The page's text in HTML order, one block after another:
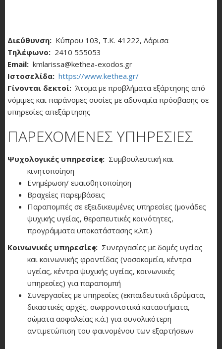
Διεύθυνση
Κύπρου 103, Τ.Κ. 41222, Λάρισα
Τηλέφωνο
2410 555053
Email kmlarissa@kethea-exodos.gr
Ιστοσελίδα https://www.kethea.gr/
Γίνονται δεκτοί Άτομα με προβλήματα εξάρτησης από
νόμιμες και παράνομες ουσίες με αδυναμία πρόσβασης σε
υπηρεσίες απεξάρτησης
ΠΑΡΕΧΟΜΕΝΕΣ ΥΠΗΡΕΣΙΕΣ
Ψυχολογικές υπηρεσίες
Συμβουλευτική και
κινητοποίηση
Ενημέρωση/ ευαισθητοποίηση
Βραχείες παρεμβάσεις
Παραπομπές σε εξειδικευμένες υπηρεσίες (μονάδες
ψυχικής υγείας, θεραπευτικές κοινότητες,
προγράμματα υποκατάστασης κ.λπ.)
Κοινωνικές υπηρεσίες
Συνεργασίες με δομές υγείας
και κοινωνικής φροντίδας (νοσοκομεία, κέντρα
υγείας, κέντρα ψυχικής υγείας, κοινωνικές
υπηρεσίες) για παραπομπή
Συνεργασίες με υπηρεσίες (εκπαιδευτικά ιδρύματα,
δικαστικές αρχές, σωφρονιστικά καταστήματα,
σώματα ασφαλείας κ.ά.) για συνολικότερη
αντιμετώπιση του φαινομένου των εξαρτήσεων